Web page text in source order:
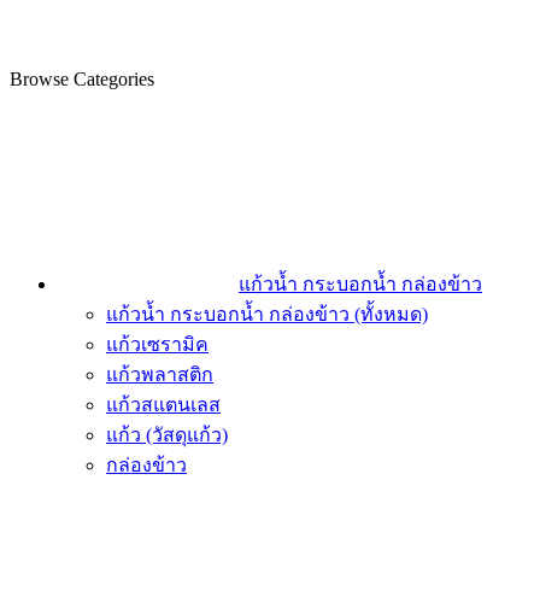
Browse Categories
แก้วน้ำ กระบอกน้ำ กล่องข้าว
แก้วน้ำ กระบอกน้ำ กล่องข้าว (ทั้งหมด)
แก้วเซรามิค
แก้วพลาสติก
แก้วสแตนเลส
แก้ว (วัสดุแก้ว)
กล่องข้าว